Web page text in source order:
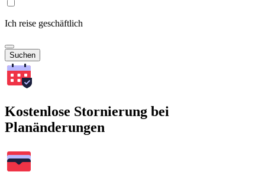
Ich reise geschäftlich
Suchen
Kostenlose Stornierung bei
Planänderungen